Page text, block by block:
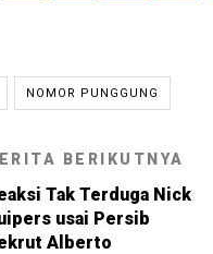
NOMOR PUNGGUNG
BERIKUTNYA
Tak Terduga Nick
usai Persib
Alberto